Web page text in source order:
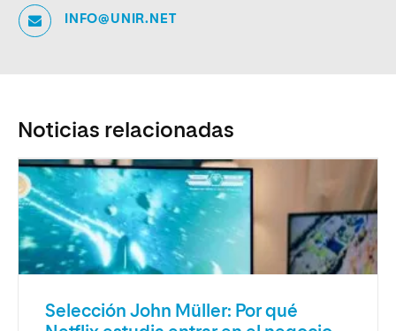
INFO@UNIR.NET
Noticias relacionadas
Selección John Müller: Por qué